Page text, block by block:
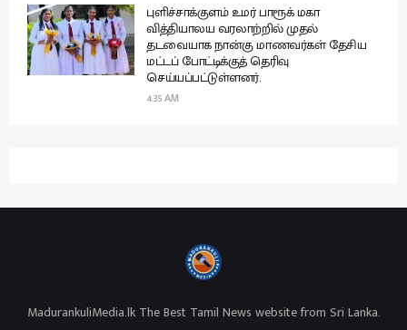
புளிச்சாக்குளம் உமர் பாரூக் மகா
வித்தியாலய வரலாற்றில் முதல்
தடவையாக நான்கு மாணவர்கள் தேசிய
மட்டப் போட்டிக்குத் தெரிவு
செய்யப்பட்டுள்ளனர்.
4:35 AM
MadurankuliMedia.lk The Best Tamil News website from Sri Lanka.